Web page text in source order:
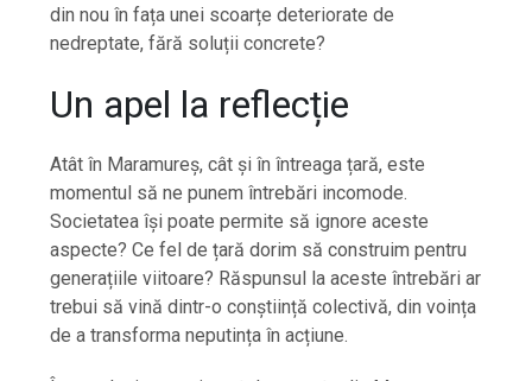
din nou în fața unei scoarțe deteriorate de
nedreptate, fără soluții concrete?
Un apel la reflecție
Atât în Maramureș, cât și în întreaga țară, este
momentul să ne punem întrebări incomode.
Societatea își poate permite să ignore aceste
aspecte? Ce fel de țară dorim să construim pentru
generațiile viitoare? Răspunsul la aceste întrebări ar
trebui să vină dintr-o conștiință colectivă, din voința
de a transforma neputința în acțiune.